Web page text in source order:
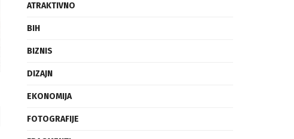
ATRAKTIVNO
BIH
BIZNIS
DIZAJN
EKONOMIJA
FOTOGRAFIJE